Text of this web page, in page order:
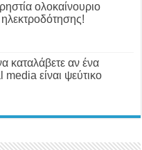
ολοκαίνουριο
καταλάβετε αν ένα
είναι ψεύτικο